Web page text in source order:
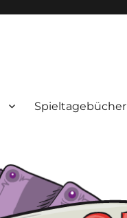
Spieltagebücher